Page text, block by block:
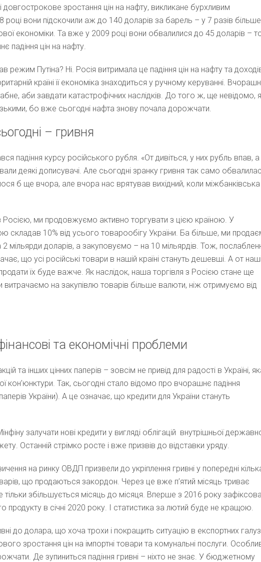
довгострокове зростання цін на нафту, викликане бурхливим
році вони підскочили аж до 140 доларів за барель – у 7 разів
економіки. Та вже у 2009 році вони обвалилися до 45 доларів –
падіння цін на нафту.
режим Путіна? Ні. Росія витримала це падіння цін на нафту та
країні її економіка знаходиться у ручному керуванні.
аби завдати катастрофічних наслідків. До того ж, ще невідомо,
бо вже сьогодні нафта знову почала дорожчати.
– гривня
падіння курсу російського рубля. «От дивіться, у них рубль впав, а
деякі дописувачі. Але сьогодні зранку гривня так само
б ще вчора, але вчора нас врятував вихідний, коли міжбанківська
ми продовжуємо активно торгувати з цією країною. У
складав 10% від усього товарообігу України. Ба більше, ми
2 мільярди доларів, а закуповуємо – на 10 мільярдів. Тож,
що усі російські товари в нашій країні стануть дешевші. А от
їх буде важче. Як наслідок, наша торгівля з Росією стане ще
витрачаємо на закупівлю товарів більше валюти, ніж отримуємо від
та економічні проблеми
та інших цінних паперів – зовсім не привід для радості в Україні,
кон’юнктури. Так, сьогодні стало відомо про вчорашнє падіння
України). А це означає, що кредити для України стануть
залучати нові кредити у вигляді облігацій внутрішньої
Останній стрімко росте і вже призвів до відставки уряду.
на ринку ОВДП призвели до укріплення гривні у попередні
що продаються закордон. Через це вже п’ятий місяць триває
збільшується місяць до місяця. Вперше з 2016 року
продукту в січні 2020 року. І статистика за лютий буде не кращою.
до долара, що хоча трохи і покращить ситуацію в експортних
зростання цін на імпортні товари та комунальні послуги.
Де зупиниться падіння гривні – ніхто не знає. У бюджетному